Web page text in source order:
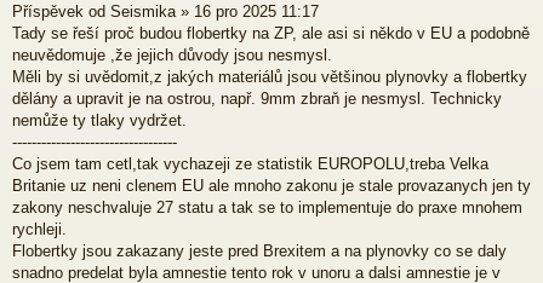
í
s
p
ě
v
e
k
Příspěvek od Seismika » 16 pro 2025 11:17
Tady se řeší proč budou flobertky na ZP, ale asi si někdo v EU a podobně
neuvědomuje ,že jejich důvody jsou nesmysl.
Měli by si uvědomit,z jakých materiálů jsou většinou plynovky a flobertky
dělány a upravit je na ostrou, např. 9mm zbraň je nesmysl. Technicky
nemůže ty tlaky vydržet.
----------------------------------
Co jsem tam cetl,tak vychazeji ze statistik EUROPOLU,treba Velka
Britanie uz neni clenem EU ale mnoho zakonu je stale provazanych jen ty
zakony neschvaluje 27 statu a tak se to implementuje do praxe mnohem
rychleji.
Flobertky jsou zakazany jeste pred Brexitem a na plynovky co se daly
snadno predelat byla amnestie tento rok v unoru a dalsi amnestie je v